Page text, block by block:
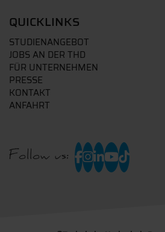
QUICKLINKS
STUDIENANGEBOT
JOBS AN DER THD
FÜR UNTERNEHMEN
PRESSE
KONTAKT
ANFAHRT
Follow us: